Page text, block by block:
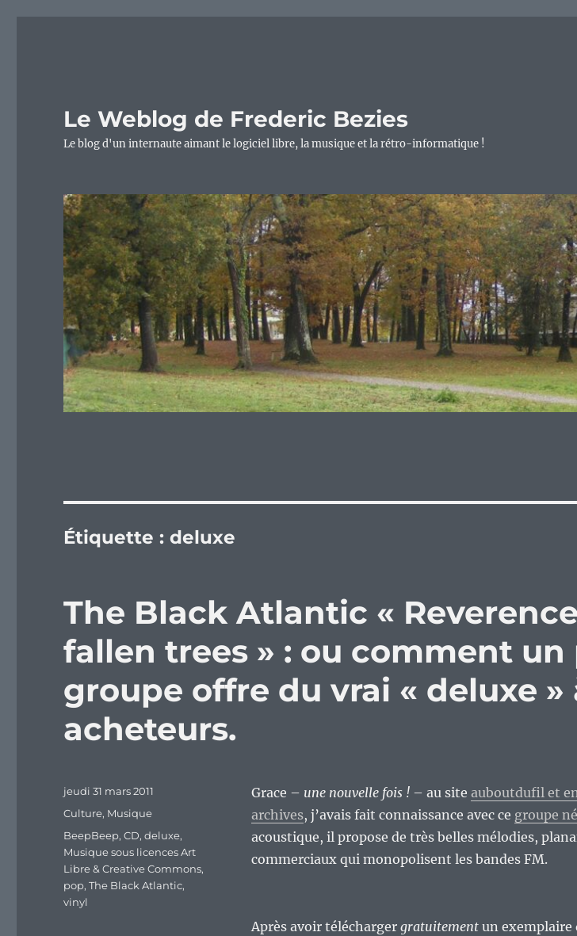
Le Weblog de Frederic Bezies
Le blog d'un internaute aimant le logiciel libre, la musique et la rétro-informatique !
Étiquette :deluxe
The Black Atlantic «
fallen trees » : ou comment
groupe offre du vrai « deluxe »
acheteurs.
Grace – une nouvelle fois !– au site auboutdufil et
archives, j’avais fait connaissance avec ce groupe
acoustique, il propose de très belles mélodies,
commerciaux qui monopolisent les bandes FM.
Après avoir télécharger gratuitementun exemplaire
Publié
jeudi 31 mars 2011
Catégories
Culture, Musique
Étiquettes
BeepBeep,CD,deluxe,
Musique sous licences Art
Libre & Creative Commons,
pop,The Black Atlantic,
vinyl